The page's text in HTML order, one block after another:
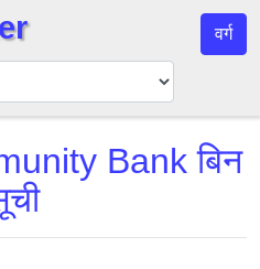
वर्ग
Bank बिन